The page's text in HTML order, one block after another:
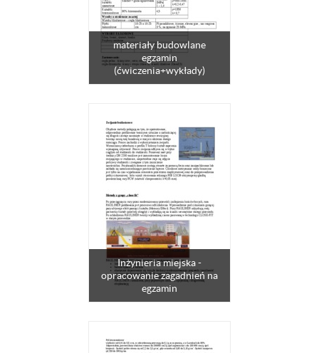
materiały budowlane
egzamin
(ćwiczenia+wykłady)
Inżynieria miejska -
opracowanie zagadnień na
egzamin